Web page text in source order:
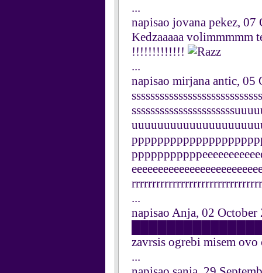
...
napisao jovana pekez, 07
Kedzaaaaa volimmmmm
!!!!!!!!!!!!!
...
napisao mirjana antic, 05
...
napisao Anja, 02 October
zavrsis ogrebi misem
...